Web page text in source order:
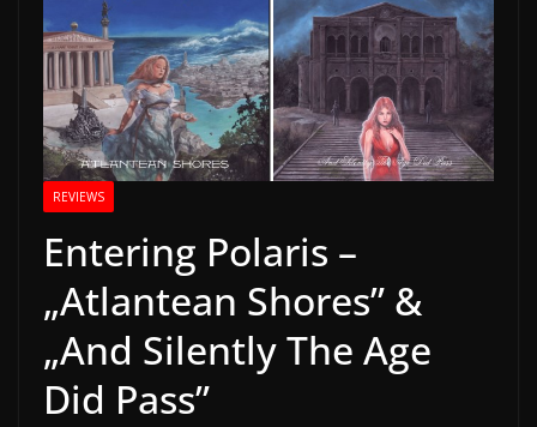
REVIEWS
Entering Polaris –
„Atlantean Shores” &
„And Silently The Age
Did Pass”